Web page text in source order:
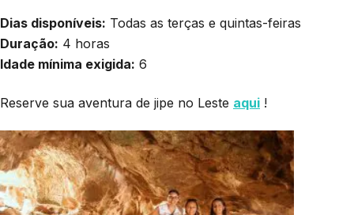
Dias disponíveis: Todas as terças e quintas-feiras
Duração: 4 horas
Idade mínima exigida: 6
Reserve sua aventura de jipe no Leste aqui !